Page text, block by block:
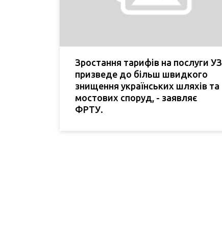
Зростання тарифів на послуги УЗ
призведе до більш швидкого
знищення українських шляхів та
мостових споруд, - заявляє
ФРТУ.